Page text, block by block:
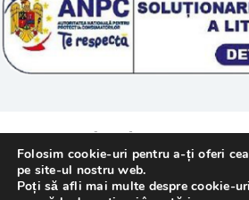
© 2011 – [year] Fundatia
rezervate.
Folosim cookie-uri pentru a-ți oferi
pe site-ul nostru web.
Poți să afli mai multe despre cookie-